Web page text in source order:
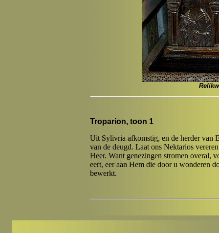
Troparion, toon 1
Uit Sylivria afkomstig, en de herder van
van de deugd. Laat ons Nektarios
Heer. Want genezingen stromen overal,
eert, eer aan Hem die door u wonderen
bewerkt.